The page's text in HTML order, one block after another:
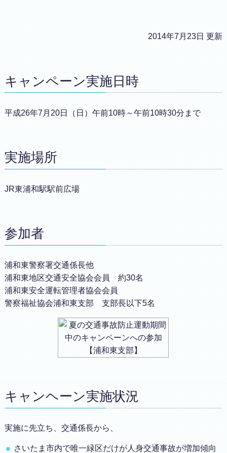
2014年7月23日 更新
キャンペーン実施日時
平成26年7月20日（日）午前10時～午前10時30分まで
実施場所
JR東浦和駅駅前広場
参加者
浦和東警察署交通係長他
浦和東地区交通安全協会会員 約30名
浦和東安全運転管理者協会会員
警察福祉協会浦和東支部 支部長以下5名
キャンヘーン実施状況
実施に先立ち、交通係長から、
さいたま市内で唯一緑区だけが人身交通事故が増加傾向